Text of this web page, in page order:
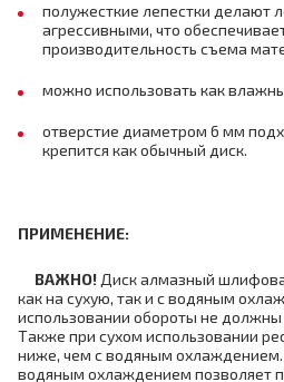
полужесткие лепестки делают
агрессивными, что
производительность съема
можно использовать как
отверстие диаметром 6 мм
крепится как обычный диск.
ПРИМЕНЕНИЕ:
ВАЖНО! Диск алмазный
как на сухую, так и с водяным
использовании обороты не
Также при сухом использовании
ниже, чем с водяным
водяным охлаждением позволяет